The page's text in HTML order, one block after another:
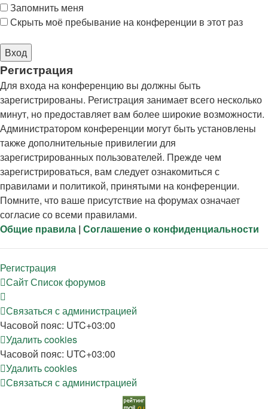
Запомнить меня
Скрыть моё пребывание на конференции в этот раз
Регистрация
Для входа на конференцию вы должны быть
зарегистрированы. Регистрация занимает всего несколько
минут, но предоставляет вам более широкие возможности.
Администратором конференции могут быть установлены
также дополнительные привилегии для
зарегистрированных пользователей. Прежде чем
зарегистрироваться, вам следует ознакомиться с
правилами и политикой, принятыми на конференции.
Помните, что ваше присутствие на форумах означает
согласие со всеми правилами.
Общие правила | Соглашение о конфиденциальности
Регистрация
СайтСписок форумов
Связаться садминистрацией
Часовой пояс: UTC+03:00
Удалить cookies
Часовой пояс: UTC+03:00
Удалить cookies
Связаться садминистрацией